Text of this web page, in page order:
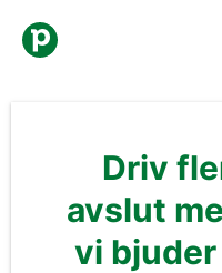
Driv
avslut
vi bjuder